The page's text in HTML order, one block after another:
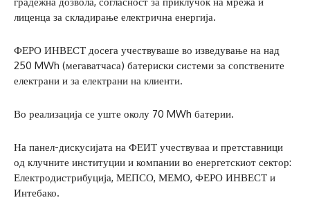
лиценца за складирање електрична енергија.
ФЕРО ИНВЕСТ досега учествуваше во изведување на над
250 MWh (мегаватчаса) батериски системи за сопствените
електрани и за електрани на клиенти.
Во реализација се уште околу 70 MWh батерии.
На панел-дискусијата на ФЕИТ учествуваа и претставници
од клучните институции и компании во енергетскиот сектор:
Електродистрибуција, МЕПСО, МЕМО, ФЕРО ИНВЕСТ и
Интебако.